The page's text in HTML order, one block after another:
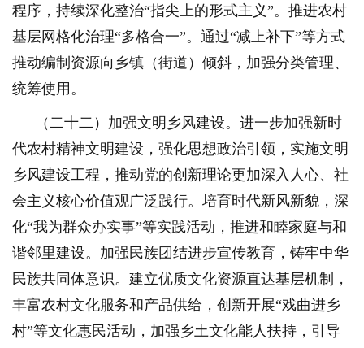
程序，持续深化整治“指尖上的形式主义”。推进农村
基层网格化治理“多格合一”。通过“减上补下”等方式
推动编制资源向乡镇（街道）倾斜，加强分类管理、
统筹使用。
（二十二）加强文明乡风建设。进一步加强新时
代农村精神文明建设，强化思想政治引领，实施文明
乡风建设工程，推动党的创新理论更加深入人心、社
会主义核心价值观广泛践行。培育时代新风新貌，深
化“我为群众办实事”等实践活动，推进和睦家庭与和
谐邻里建设。加强民族团结进步宣传教育，铸牢中华
民族共同体意识。建立优质文化资源直达基层机制，
丰富农村文化服务和产品供给，创新开展“戏曲进乡
村”等文化惠民活动，加强乡土文化能人扶持，引导